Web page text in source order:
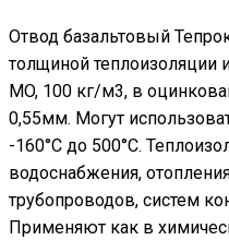
Отвод базальтовый
толщиной теплоизоляции
MO, 100 кг/м3, в
0,55мм. Могут
-160°С до 500°С.
водоснабжения,
трубопроводов, систем
Применяют как в